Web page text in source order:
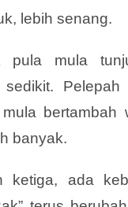
lebih senang.
pula mula
Pelepah
bertambah
banyak.
ketiga, ada